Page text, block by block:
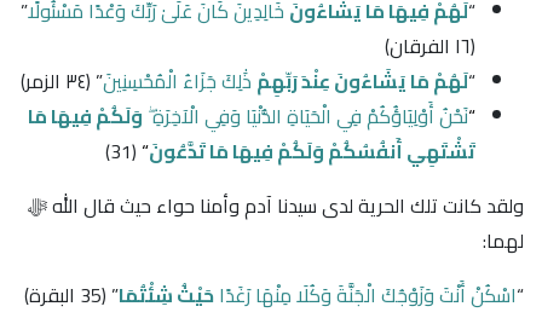
“لَهُمْ فِيهَا مَا يَشَاءُونَ خَالِدِينَ كَانَ عَلَىٰ رَبِّكَ وَعْدًا مَسْئُولًا”
﴿١٦ الفرقان﴾
“لَهُمْ مَا يَشَاءُونَ عِنْدَ رَبِّهِمْ ذَٰلِكَ جَزَاءُ الْمُحْسِنِينَ” ﴿٣٤ الزمر﴾
“نَحْنُ أَوْلِيَاؤُكُمْ فِي الْحَيَاةِ الدُّنْيَا وَفِي الْآخِرَةِ ۖ وَلَكُمْ فِيهَا مَا
تَشْتَهِي أَنفُسُكُمْ وَلَكُمْ فِيهَا مَا تَدَّعُونَ“
(31)
ولقد كانت تلك الحرية لدى سيدنا آدم وأمنا حواء حيث قال الله ﷻ
لهما:
“اسْكُنْ أَنْتَ وَزَوْجُكَ الْجَنَّةَ وَكُلَا مِنْهَا رَغَدًاحَيْثُ شِئْتُمَا” ﴿35 البقرة﴾